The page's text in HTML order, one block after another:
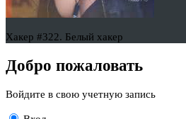
Хакер #322. Белый хакер
Добро пожаловать
Войдите в свою учетную запись